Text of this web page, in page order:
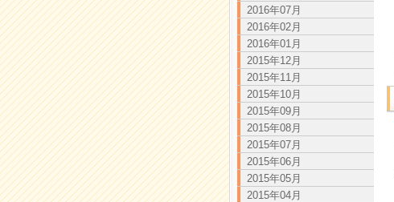
2016年07月
2016年02月
2016年01月
2015年12月
2015年11月
2015年10月
2015年09月
2015年08月
2015年07月
2015年06月
2015年05月
2015年04月